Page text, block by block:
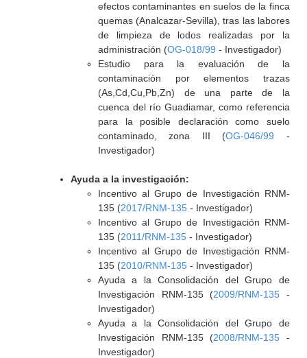
efectos contaminantes en suelos de la finca
quemas (Analcazar-Sevilla), tras las labores
de limpieza de lodos realizadas por la
administración (OG-018/99 - Investigador)
Estudio para la evaluación de la
contaminación por elementos trazas
(As,Cd,Cu,Pb,Zn) de una parte de la
cuenca del río Guadiamar, como referencia
para la posible declaración como suelo
contaminado, zona III (OG-046/99 -
Investigador)
Ayuda a la investigación:
Incentivo al Grupo de Investigación RNM-
135 (2017/RNM-135- Investigador)
Incentivo al Grupo de Investigación RNM-
135 (2011/RNM-135- Investigador)
Incentivo al Grupo de Investigación RNM-
135 (2010/RNM-135- Investigador)
Ayuda a la Consolidación del Grupo de
Investigación RNM-135 (2009/RNM-135 -
Investigador)
Ayuda a la Consolidación del Grupo de
Investigación RNM-135 (2008/RNM-135 -
Investigador)